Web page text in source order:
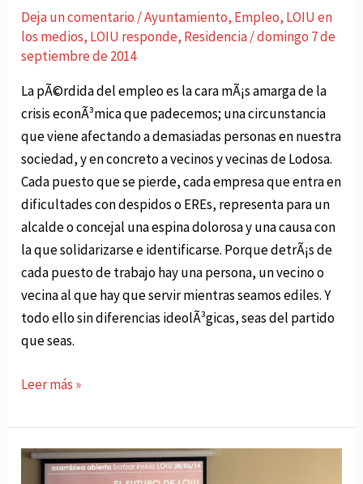
en
las
prÃ³ximas
elecciones
Deja un comentario /Ayuntamiento, Empleo, LOIU en
los medios, LOIU responde, Residencia/domingo 7 de
septiembre de 2014
La pÃ©rdida del empleo es la cara mÃ¡s amarga de la
crisis econÃ³mica que padecemos; una circunstancia
que viene afectando a demasiadas personas en nuestra
sociedad, y en concreto a vecinos y vecinas de Lodosa.
Cada puesto que se pierde, cada empresa que entra en
dificultades con despidos o EREs, representa para un
alcalde o concejal una espina dolorosa y una causa con
la que solidarizarse e identificarse. Porque detrÃ¡s de
cada puesto de trabajo hay una persona, un vecino o
vecina al que hay que servir mientras seamos ediles. Y
todo ello sin diferencias ideolÃ³gicas, seas del partido
que seas.
LOIU,
todas
las
personas
Leer más »